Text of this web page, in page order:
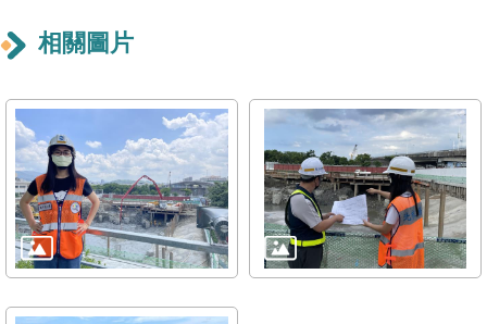
答
陳
情
系
統
雙
語
彙
相關圖片